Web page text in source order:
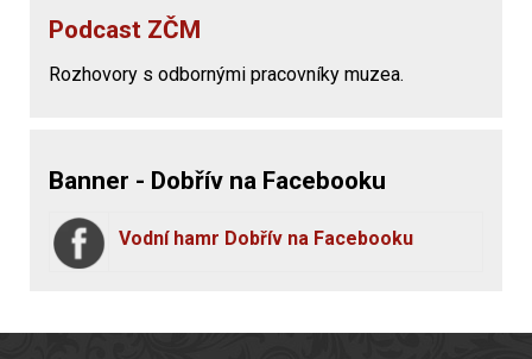
Podcast ZČM
Rozhovory s odbornými pracovníky muzea.
Banner - Dobřív na Facebooku
Vodní hamr Dobřív na Facebooku